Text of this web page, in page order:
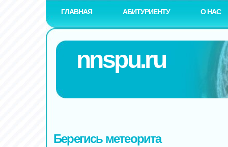
ГЛАВНАЯ АБИТУРИЕНТУ О НАС
nnspu.ru
Берегись метеорита